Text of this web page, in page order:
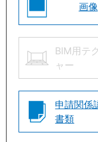
画像
BIM用テ
ャー
申請関係
書類